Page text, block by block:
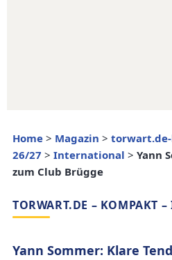
Home > Magazin >
26/27 > International > Yann
zum Club Brügge
TORWART.DE – KOMPAKT
Yann Sommer: Klare